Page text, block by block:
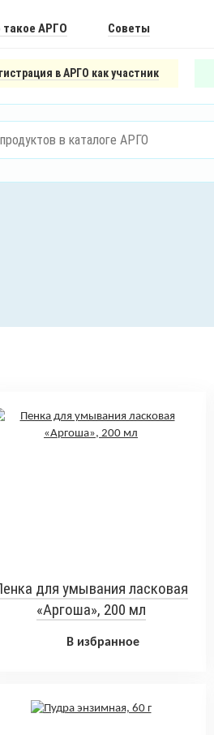
такое АРГО Советы
в АРГО как участник
для умывания ласковая
«Аргоша», 200 мл
В избранное